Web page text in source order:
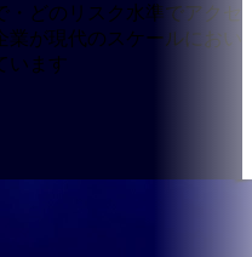
どのリスク水準でアクセ
が現代のスケールにおい
ます